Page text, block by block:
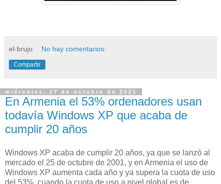
el-brujo No hay comentarios:
Compartir
miércoles, 27 de octubre de 2021
En Armenia el 53% ordenadores usan
todavía Windows XP que acaba de
cumplir 20 años
Windows XP acaba de cumplir 20 años, ya que se lanzó al
mercado el 25 de octubre de 2001, y en Armenia el uso de
Windows XP aumenta cada año y ya supera la cuota de uso
del 53%, cuando la cuota de uso a nivel global es de